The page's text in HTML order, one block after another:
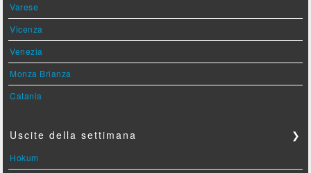
Varese
Vicenza
Venezia
Monza Brianza
Catania
Uscite della settimana ❯
Hokum